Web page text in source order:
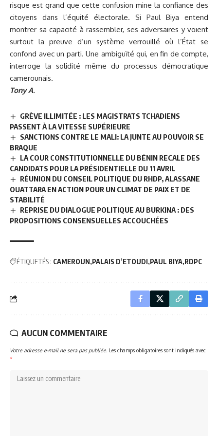
risque est grand que cette confusion mine la confiance des
citoyens dans l’équité électorale. Si Paul Biya entend
montrer sa capacité à rassembler, ses adversaires y voient
surtout la preuve d’un système verrouillé où l’État se
confond avec un parti. Une ambiguïté qui, en fin de compte,
interroge la solidité même du processus démocratique
camerounais.
Tony A.
GRÈVE ILLIMITÉE : LES MAGISTRATS TCHADIENS
PASSENT À LA VITESSE SUPÉRIEURE
SANCTIONS CONTRE LE MALI: LA JUNTE AU POUVOIR SE
BRAQUE
LA COUR CONSTITUTIONNELLE DU BÉNIN RECALE DES
CANDIDATS POUR LA PRÉSIDENTIELLE DU 11 AVRIL
RÉUNION DU CONSEIL POLITIQUE DU RHDP, ALASSANE
OUATTARA EN ACTION POUR UN CLIMAT DE PAIX ET DE
STABILITÉ
REPRISE DU DIALOGUE POLITIQUE AU BURKINA : DES
PROPOSITIONS CONSENSUELLES ACCOUCHÉES
ÉTIQUETÉS : CAMEROUN PALAIS D’ETOUDI PAUL BIYA RDPC
AUCUN COMMENTAIRE
Votre adresse e-mail ne sera pas publiée. Les champs obligatoires sont indiqués avec
*